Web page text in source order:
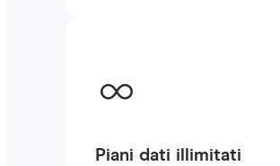
Piani dati illimitati